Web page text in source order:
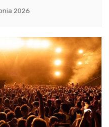
2026